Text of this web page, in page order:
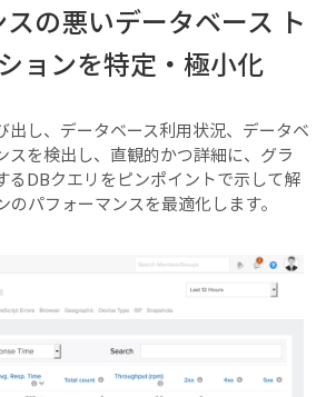
の悪いデータベース ト
ョンを特定・極小化
出し、データベース利用状況、データベ
スを検出し、直観的かつ詳細に、グラ
るDBクエリをピンポイントで示して解
パフォーマンスを最適化します。